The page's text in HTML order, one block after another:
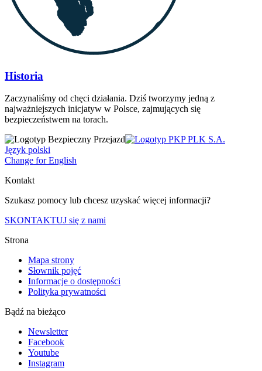
Historia
Zaczynaliśmy od chęci działania. Dziś tworzymy jedną z
najważniejszych inicjatyw w Polsce, zajmujących się
bezpieczeństwem na torach.
Język polski
Change for English
Kontakt
Szukasz pomocy lub chcesz uzyskać więcej informacji?
SKONTAKTUJ się z nami
Strona
Mapa strony
Słownik pojęć
Informacje o dostępności
Polityka prywatności
Bądź na bieżąco
Newsletter
Facebook
Youtube
Instagram